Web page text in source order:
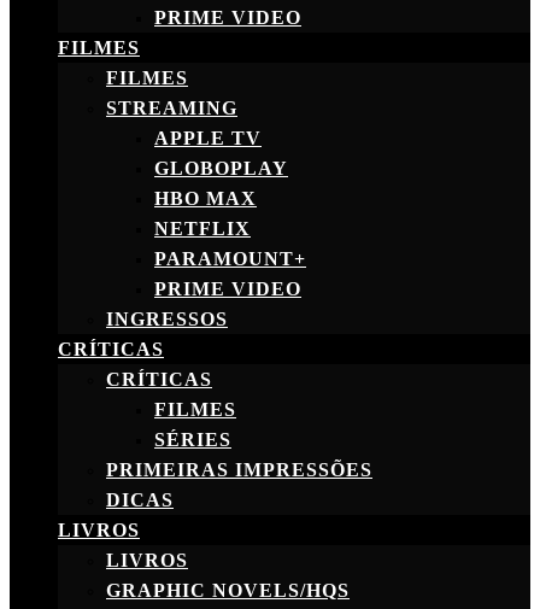
PRIME VIDEO
FILMES
FILMES
STREAMING
APPLE TV
GLOBOPLAY
HBO MAX
NETFLIX
PARAMOUNT+
PRIME VIDEO
INGRESSOS
CRÍTICAS
CRÍTICAS
FILMES
SÉRIES
PRIMEIRAS IMPRESSÕES
DICAS
LIVROS
LIVROS
GRAPHIC NOVELS/HQS